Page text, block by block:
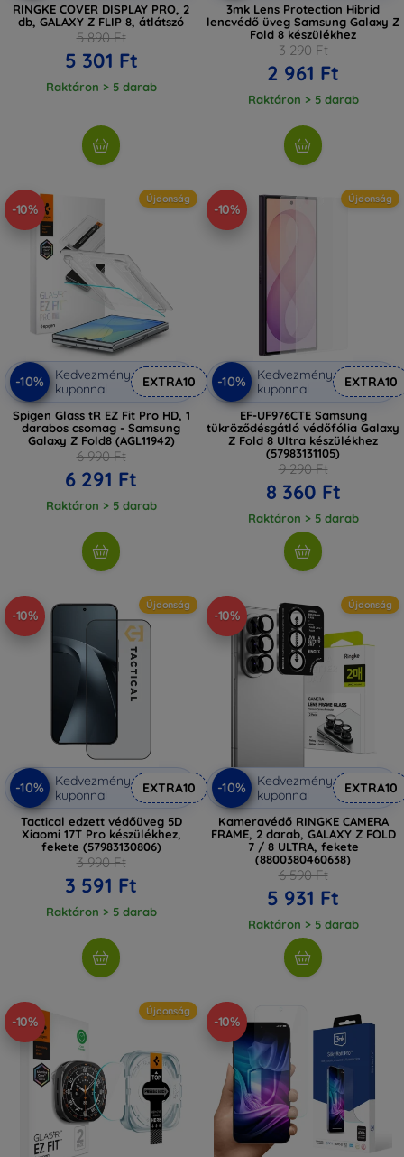
RINGKE COVER DISPLAY PRO, 2
db, GALAXY Z FLIP 8, átlátszó
5 890 Ft
5 301 Ft
Raktáron > 5 darab
3mk Lens Protection Hibrid
lencvédő üveg Samsung Galaxy Z
Fold 8 készülékhez
3 290 Ft
2 961 Ft
Raktáron > 5 darab
-10%
Újdonság
-10%
Kedvezmény
kuponnal
EXTRA10
Spigen Glass tR EZ Fit Pro HD, 1
darabos csomag - Samsung
Galaxy Z Fold8 (AGL11942)
6 990 Ft
6 291 Ft
Raktáron > 5 darab
-10%
Újdonság
-10%
Kedvezmény
kuponnal
EXTRA10
EF-UF976CTE Samsung
tükröződésgátló védőfólia Galaxy
Z Fold 8 Ultra készülékhez
(57983131105)
9 290 Ft
8 360 Ft
Raktáron > 5 darab
-10%
Újdonság
-10%
Kedvezmény
kuponnal
EXTRA10
Tactical edzett védőüveg 5D
Xiaomi 17T Pro készülékhez,
fekete (57983130806)
3 990 Ft
3 591 Ft
Raktáron > 5 darab
-10%
Újdonság
-10%
Kedvezmény
kuponnal
EXTRA10
Kameravédő RINGKE CAMERA
FRAME, 2 darab, GALAXY Z FOLD
7 / 8 ULTRA, fekete
(8800380460638)
6 590 Ft
5 931 Ft
Raktáron > 5 darab
-10%
Újdonság
-10%